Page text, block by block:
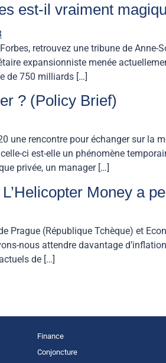
est-il vraiment
retrouvez une tribune de
expansionniste menée
de 750 milliards […]
? (Policy Brief)
une rencontre pour échanger sur
ci est-elle un phénomène
privée, un manager […]
Money a
Prague (République Tchèque) et
nous attendre davantage
de […]
Finance
Conjoncture